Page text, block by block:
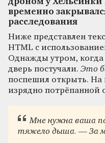
временно
расследования
Ниже представлен
HTML с
Однажды утром, когда
дверь постучали. Это
поспешил открыть. На
изрядно потрёпанной
Мне нужна ваша
тяжело дыша. — За